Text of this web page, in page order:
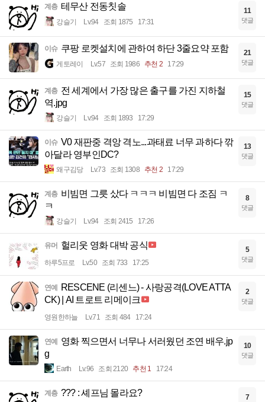
계층 테무산 전동칫솔
강슬기 Lv.94 조회 1875 17:31
11
댓글
이슈 쿠팡 로켓설치에 관하여 하단 3줄요약 포함
게토레이 Lv.57 조회 1986 추천 2 17:29
21
댓글
계층 전 세계에서 가장 많은 출구를 가진 지하철
역.jpg
강슬기 Lv.94 조회 1893 17:29
15
댓글
이슈 V0 재판중 격앙 격노...과태료 너무 과하다 깎
아달라 영부인DC?
왜구김당 Lv.73 조회 1308 추천 2 17:29
13
댓글
계층 비빔면 그릇 샀다 ㅋㅋㅋ 비빔면 다 조짐 ㅋ
ㅋ
강슬기 Lv.94 조회 2415 17:26
8
댓글
유머 헐리웃 영화 대박 공식
하루5프로 Lv.50 조회 733 17:25
5
댓글
연예 RESCENE (리센느) - 사랑공격(LOVE ATTA
CK) | AI 트로트 리메이크
영원한하늘 Lv.71 조회 484 17:24
2
댓글
연예 영화 찍으면서 너무나 서러웠던 조연 배우.jp
g
Earth Lv.96 조회 2120 추천 1 17:24
10
댓글
계층 ??? : 셰프님 몰라요? 7